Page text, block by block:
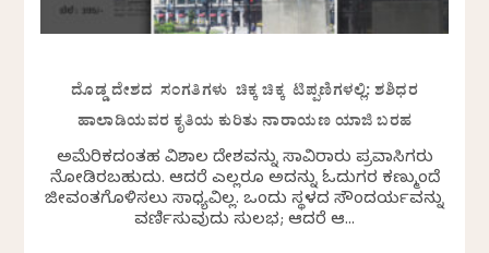
ದೊಡ್ಡ ದೇಶದ ಸಂಗತಿಗಳು ಚಿಕ್ಕ ಚಿಕ್ಕ ಟಿಪ್ಪಣಿಗಳಲ್ಲಿ: ಶಶಿಧರ
ಹಾಲಾಡಿಯವರ ಕೃತಿಯ ಕುರಿತು ನಾರಾಯಣ ಯಾಜಿ ಬರಹ
ಅಮೆರಿಕದಂತಹ ವಿಶಾಲ ದೇಶವನ್ನು ಸಾವಿರಾರು ಪ್ರವಾಸಿಗರು
ನೋಡಿರಬಹುದು. ಆದರೆ ಎಲ್ಲರೂ ಅದನ್ನು ಓದುಗರ ಕಣ್ಮುಂದೆ
ಜೀವಂತಗೊಳಿಸಲು ಸಾಧ್ಯವಿಲ್ಲ. ಒಂದು ಸ್ಥಳದ ಸೌಂದರ್ಯವನ್ನು
ವರ್ಣಿಸುವುದು ಸುಲಭ; ಆದರೆ ಆ...